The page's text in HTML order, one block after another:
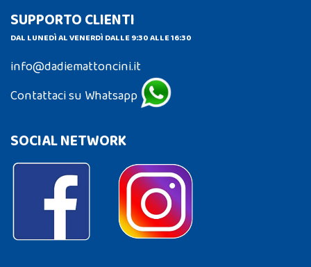
SUPPORTO CLIENTI
DAL LUNEDÌ AL VENERDÌ DALLE 9:30 ALLE 16:30
info@dadiemattoncini.it
Contattaci su Whatsapp
SOCIAL NETWORK